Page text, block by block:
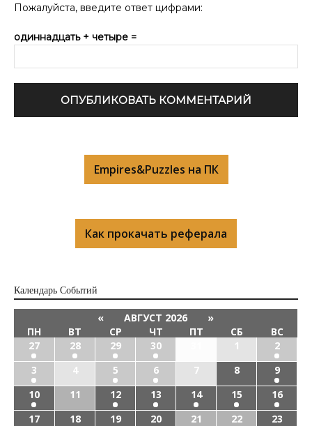
Пожалуйста, введите ответ цифрами:
одиннадцать + четыре =
Empires&Puzzles на ПК
Как прокачать реферала
Календарь Cобытий
« АВГУСТ 2026
»
ПН
ВТ СР ЧТ ПТ СБ
ВС
27
28 29 30 1
2
3
4 5 6 7 8
9
10
11 12 13 14 15
16
17
18 19 20 21 22 23